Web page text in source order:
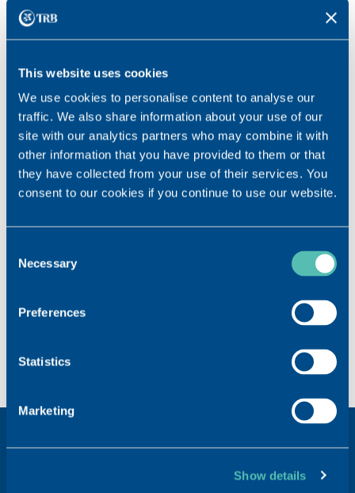
This website uses cookies
We use cookies to personalise content to analyse our
traffic. We also share information about your use of our
site with our analytics partners who may combine it with
other information that you have provided to them or that
they have collected from your use of their services. You
consent to our cookies if you continue to use our website.
Selection
Necessary
Preferences
Statistics
Marketing
Show details
淚膜的構造是怎樣的？
如何防止眼乾？
就乾眼症而言，「過度蒸發」是指甚麼？
就乾眼症而言，「淚水不足」是指甚麼？
「滲透壓」是甚麼意思？為何乾眼症大多都
是高滲透壓？
我應聯絡誰？
使用電子屏幕是否會令乾眼症更加嚴重？
了解更多乾眼症的產品